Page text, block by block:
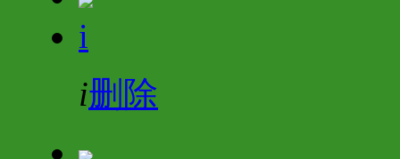
i
i删除